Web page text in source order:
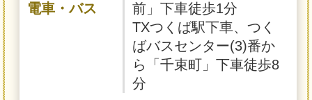
電車・バス
前」下車徒歩1分
TXつくば駅下車、つく
ばバスセンター(3)番か
ら「千束町」下車徒歩8
分